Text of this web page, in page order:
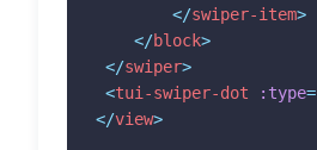
</swiper-item>
</block>
</swiper>
<tui-swiper-dot :type=
</view>